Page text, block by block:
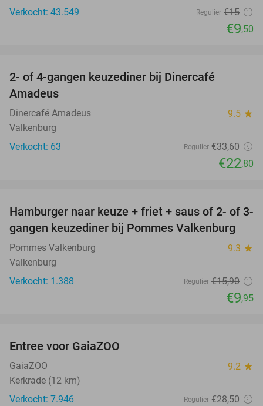
Verkocht: 43.549
Regulier €15
€9,50
2- of 4-gangen keuzediner bij Dinercafé
Amadeus
Dinercafé Amadeus 9.5 star
Valkenburg
Verkocht: 63
Regulier €33,60
€22,80
37%
Hamburger naar keuze + friet + saus of 2- of 3-
gangen keuzediner bij Pommes Valkenburg
Pommes Valkenburg 9.3 star
Valkenburg
Verkocht: 1.388
Regulier €15,90
€9,95
Entree voor GaiaZOO
GaiaZOO 9.2 star
Kerkrade (12 km)
Verkocht: 7.946
Regulier €28,50